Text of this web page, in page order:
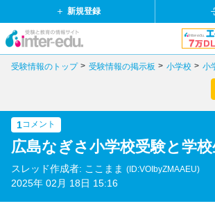
新規登録
受験情報のトップ 受験情報の掲示板 小学校 小
1コメント
広島なぎさ小学校受験と学
スレッド作成者: ここまま (ID:VOIbyZMAAEU)
2025年 02月 18日 15:16